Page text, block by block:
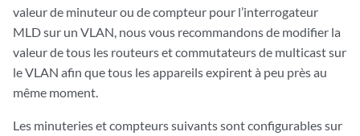
valeur de minuteur ou de compteur pour l’interrogateur
MLD sur un VLAN, nous vous recommandons de modifier la
valeur de tous les routeurs et commutateurs de multicast sur
le VLAN afin que tous les appareils expirent à peu près au
même moment.
Les minuteries et compteurs suivants sont configurables sur